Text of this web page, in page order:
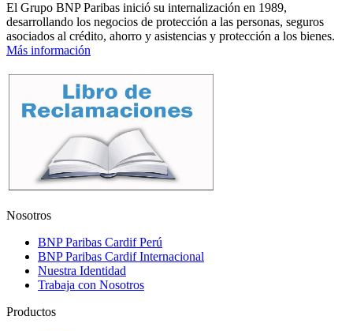
El Grupo BNP Paribas inició su internalización en 1989,
desarrollando los negocios de protección a las personas, seguros
asociados al crédito, ahorro y asistencias y protección a los bienes.
Más información
Nosotros
BNP Paribas Cardif Perú
BNP Paribas Cardif Internacional
Nuestra Identidad
Trabaja con Nosotros
Productos